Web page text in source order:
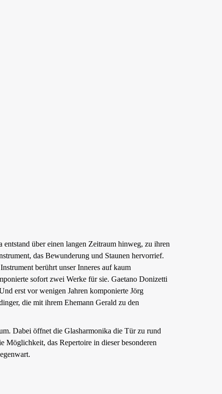
über einen langen Zeitraum hinweg, zu ihren
das Bewunderung und Staunen hervorrief.
berührt unser Inneres auf kaum
sofort zwei Werke für sie. Gaetano Donizetti
erst vor wenigen Jahren komponierte Jörg
die mit ihrem Ehemann Gerald zu den
Dabei öffnet die Glasharmonika die Tür zu rund
Möglichkeit, das Repertoire in dieser besonderen